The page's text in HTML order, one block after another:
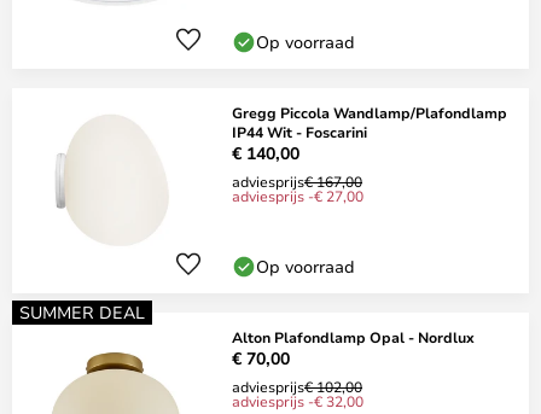
Op voorraad
Gregg Piccola Wandlamp/Plafondlamp
IP44 Wit - Foscarini
€ 140,00
adviesprijs€ 167,00
adviesprijs -€ 27,00
Op voorraad
SUMMER DEAL
Alton Plafondlamp Opal - Nordlux
€ 70,00
adviesprijs€ 102,00
adviesprijs -€ 32,00